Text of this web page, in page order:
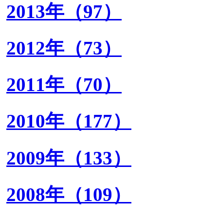
2013年（97）
2012年（73）
2011年（70）
2010年（177）
2009年（133）
2008年（109）